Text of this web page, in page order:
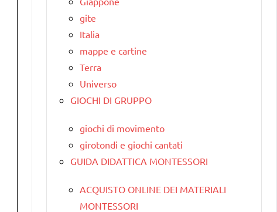
gite
Italia
mappe e cartine
Terra
Universo
GIOCHI DI GRUPPO
giochi di movimento
girotondi e giochi cantati
GUIDA DIDATTICA MONTESSORI
ACQUISTO ONLINE DEI MATERIALI
MONTESSORI